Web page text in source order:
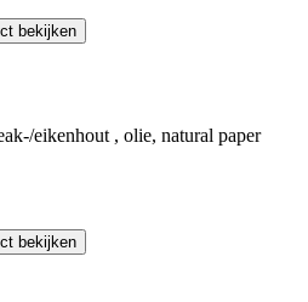
bekijken
eikenhout , olie, natural paper
bekijken